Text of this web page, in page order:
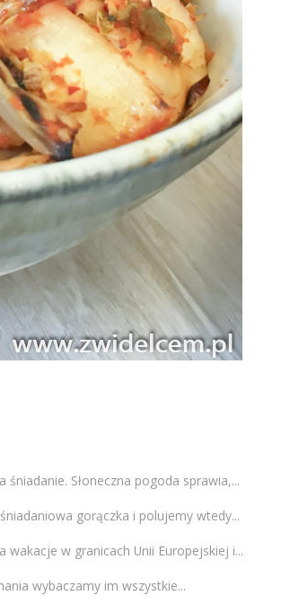
Słoneczna pogoda sprawia,...
gorączka i polujemy wtedy...
wakacje w granicach Unii Europejskiej i...
wybaczamy im wszystkie...